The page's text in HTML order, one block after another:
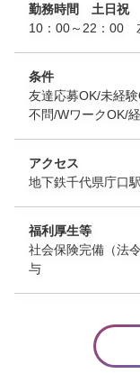
勤務時間 土日祝
10：00～22：00
条件
友達応募OK/未経
不問/WワークOK/
アクセス
地下鉄千代県庁口
福利厚生等
社会保険完備（法
与